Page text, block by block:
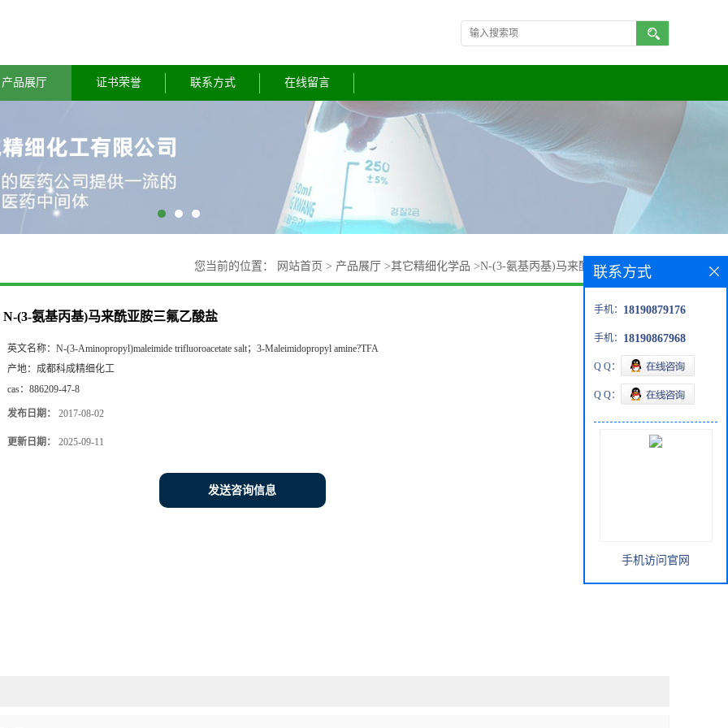
产品展厅 证书荣誉 联系方式 在线留言
您当前的位置： 网站首页 > 产品展厅 >其它精细化学品 >N-(3-氨基丙基)马来酰亚胺三氟乙酸盐
N-(3-氨基丙基)马来酰亚胺三氟乙酸盐
英文名称： N-(3-Aminopropyl)maleimide trifluoroacetate salt；3-Maleimidopropyl amine?TFA
产地： 成都科成精细化工
cas： 886209-47-8
发布日期： 2017-08-02
更新日期： 2025-09-11
发送咨询信息
联系方式
手机： 18190879176
手机： 18190867968
Q Q：
Q Q：
手机访问官网